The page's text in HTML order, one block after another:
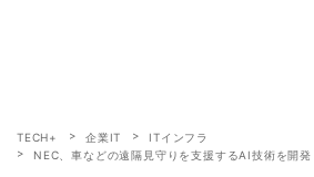
TECH+ 企業IT
ITインフラ
NEC、車などの遠隔見守りを支援するAI技術を開発